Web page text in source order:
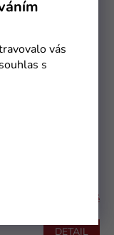
vás
s
nedostupné
DETAIL